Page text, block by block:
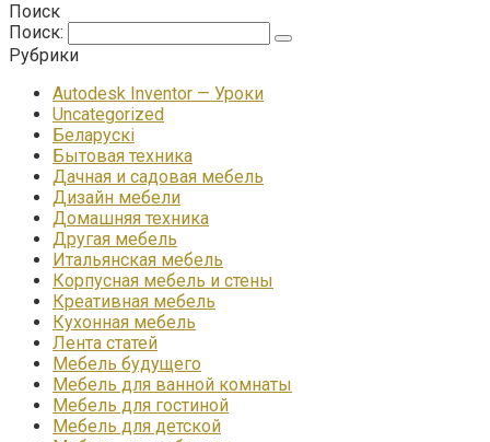
Поиск
Поиск:
Рубрики
Autodesk Inventor — Уроки
Uncategorized
Беларускі
Бытовая техника
Дачная и садовая мебель
Дизайн мебели
Домашняя техника
Другая мебель
Итальянская мебель
Корпусная мебель и стены
Креативная мебель
Кухонная мебель
Лента статей
Мебель будущего
Мебель для ванной комнаты
Мебель для гостиной
Мебель для детской